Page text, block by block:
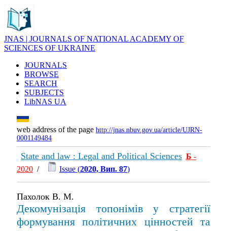
JNAS | JOURNALS OF NATIONAL ACADEMY OF
SCIENCES OF UKRAINE
JOURNALS
BROWSE
SEARCH
SUBJECTS
LibNAS UA
web address of the page http://jnas.nbuv.gov.ua/article/UJRN-
0001149484
State and law : Legal and Political Sciences Б -
2020 / Issue (2020, Вип. 87)
Пахолок В. М.
Декомунізація топонімів у стратегії
формування політичних цінностей та